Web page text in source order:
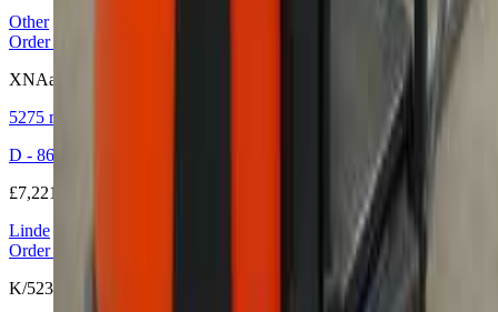
Other
Order picker Electric
XNAac TE
5275 mm
D - 86316 Friedberg-Derching
£7,221
Linde
Order picker Electric
K/5231 ION